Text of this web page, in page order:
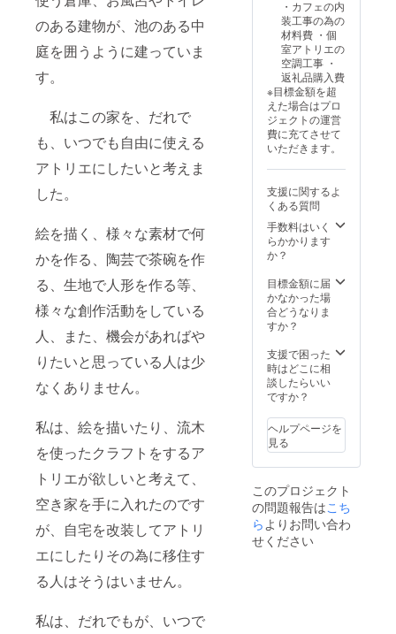
のある建物が、池のある中
庭を囲うように建っていま
す。
私はこの家を、だれで
も、いつでも自由に使える
アトリエにしたいと考えま
した。
絵を描く、様々な素材で何
かを作る、陶芸で茶碗を作
る、生地で人形を作る等、
様々な創作活動をしている
人、また、機会があればや
りたいと思っている人は少
なくありません。
私は、絵を描いたり、流木
を使ったクラフトをするア
トリエが欲しいと考えて、
空き家を手に入れたのです
が、自宅を改装してアトリ
エにしたりその為に移住す
る人はそうはいません。
私は、だれでもが、いつで
用料(10.000×2
日分) ＋ワー
クショップの参
加費10,000円相
金 3.000円＋年
会費2.000円) 3.
共有アトリエ使
用料(2.000×10
日分 ＋ワーク
ショップの参加
費10,000円相当
＋会費(入会金
3.000円＋年会費
2.000円)
トリエ
の内装
をデザ
インし
てアト
リエに
自身の
希望す
る名前
を付け
る権利
＋島
の柑橘
類詰め
合わせ
・
名称 紅
ナ・せ
とか・
勘平等
の詰め
・内容
量
約2kg
媛県
産、保
存方
法、消
もしく
は賞味
期限等
はお届
けのリ
・カフェの内
装工事の為の
材料費 ・個
室アトリエの
空調工事 ・
返礼品購入費
※目標金額を超
えた場合はプロ
ジェクトの運営
費に充てさせて
いただきます。
支援に関するよ
くある質問
手数料はいく
らかかります
か？
目標金額に届
かなかった場
合どうなりま
すか？
支援で困った
時はどこに相
談したらいい
ですか？
ヘルプページを
見る
このプロジェクト
の問題報告はこち
ら よりお問い合わ
せください